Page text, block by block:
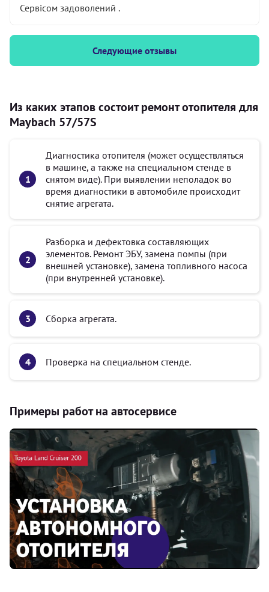
Сервісом задоволений .
Следующие отзывы
Из каких этапов состоит ремонт отопителя для
Maybach 57/57S
Диагностика отопителя (может осуществляться
в машине, а также на специальном стенде в
снятом виде). При выявлении неполадок во
время диагностики в автомобиле происходит
снятие агрегата.
Разборка и дефектовка составляющих
элементов. Ремонт ЭБУ, замена помпы (при
внешней установке), замена топливного насоса
(при внутренней установке).
Сборка агрегата.
Проверка на специальном стенде.
Примеры работ на автосервисе